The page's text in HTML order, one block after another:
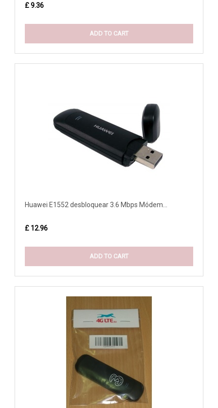
£ 9.36
ADD TO CART
Huawei E1552 desbloquear 3.6 Mbps Módem...
£ 12.96
ADD TO CART